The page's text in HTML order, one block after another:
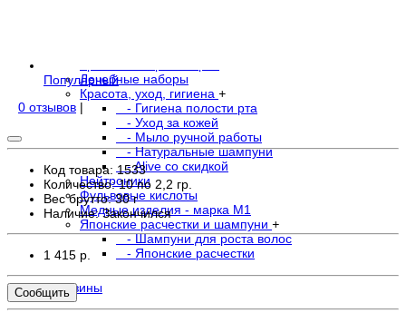
Лечебные наборы
Красота, уход, гигиена +
- Гигиена полости рта
- Уход за кожей
- Мыло ручной работы
- Натуральные шампуни
- Alive со скидкой
Нейтроники
Фульвовые кислоты
Медные изделия - марка М1
Японские расчестки и шампуни +
- Шампуни для роста волос
- Японские расчестки
Магазины
Популярный
0 отзывов |
Код товара: 1533
Количество: 10 по 2,2 гр.
Вес брутто: 30 г
Наличие:Закончился
1 415 р.
Сообщить